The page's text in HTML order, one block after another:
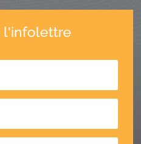
l'infolettre